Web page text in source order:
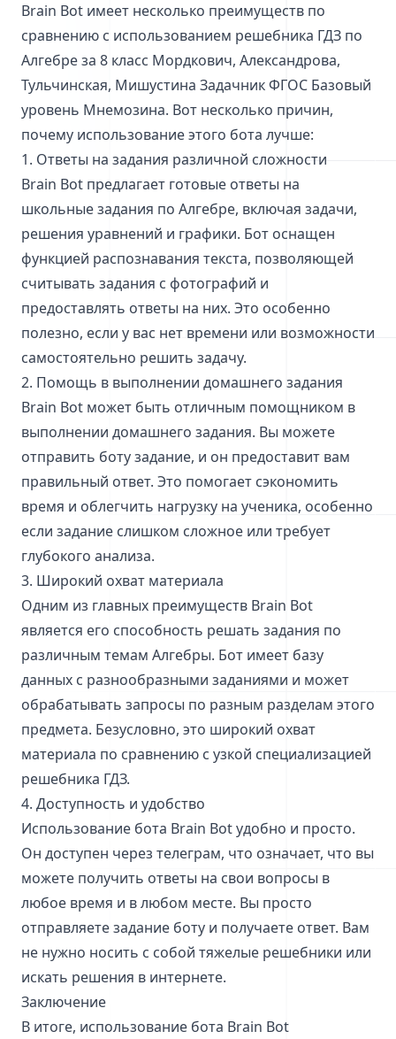
Brain Bot имеет несколько преимуществ по
сравнению с использованием решебника ГДЗ по
Алгебре за 8 класс Мордкович, Александрова,
Тульчинская, Мишустина Задачник ФГОС Базовый
уровень Мнемозина. Вот несколько причин,
почему использование этого бота лучше:
1. Ответы на задания различной сложности
Brain Bot предлагает готовые ответы на
школьные задания по Алгебре, включая задачи,
решения уравнений и графики. Бот оснащен
функцией распознавания текста, позволяющей
считывать задания с фотографий и
предоставлять ответы на них. Это особенно
полезно, если у вас нет времени или возможности
самостоятельно решить задачу.
2. Помощь в выполнении домашнего задания
Brain Bot может быть отличным помощником в
выполнении домашнего задания. Вы можете
отправить боту задание, и он предоставит вам
правильный ответ. Это помогает сэкономить
время и облегчить нагрузку на ученика, особенно
если задание слишком сложное или требует
глубокого анализа.
3. Широкий охват материала
Одним из главных преимуществ Brain Bot
является его способность решать задания по
различным темам Алгебры. Бот имеет базу
данных с разнообразными заданиями и может
обрабатывать запросы по разным разделам этого
предмета. Безусловно, это широкий охват
материала по сравнению с узкой специализацией
решебника ГДЗ.
4. Доступность и удобство
Использование бота Brain Bot удобно и просто.
Он доступен через телеграм, что означает, что вы
можете получить ответы на свои вопросы в
любое время и в любом месте. Вы просто
отправляете задание боту и получаете ответ. Вам
не нужно носить с собой тяжелые решебники или
искать решения в интернете.
Заключение
В итоге, использование бота Brain Bot